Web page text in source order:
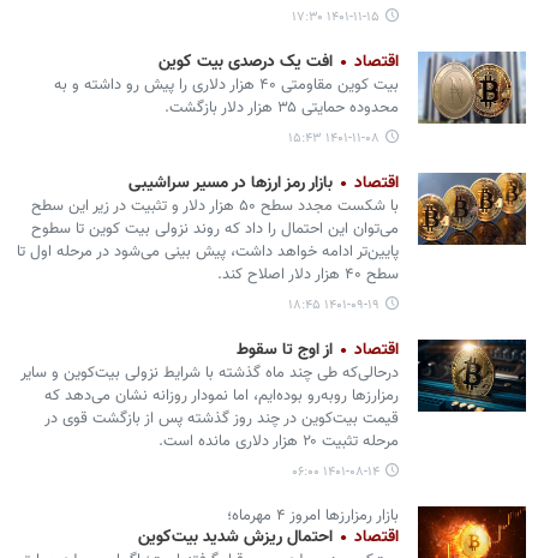
۱۴۰۱-۱۱-۱۵ ۱۷:۳۰
اقتصاد افت یک درصدی بیت کوین
بیت کوین مقاومتی ۴۰ هزار دلاری را پیش رو داشته و به
محدوده حمایتی ۳۵ هزار دلار بازگشت.
۱۴۰۱-۱۱-۰۸ ۱۵:۴۳
اقتصاد بازار رمز ارزها در مسیر سراشیبی
با شکست مجدد سطح ۵۰ هزار دلار و تثبیت در زیر این سطح
می‌توان این احتمال را داد که روند نزولی بیت کوین تا سطوح
پایین‌تر ادامه خواهد داشت، پیش بینی می‌شود در مرحله اول تا
سطح ۴۰ هزار دلار اصلاح کند.
۱۴۰۱-۰۹-۱۹ ۱۸:۴۵
اقتصاد از اوج تا سقوط
درحالی‌که طی چند ماه گذشته با شرایط نزولی بیت‌کوین و سایر
رمزارزها روبه‌رو بوده‌ایم، اما نمودار روزانه نشان می‌دهد که
قیمت بیت‌کوین در چند روز گذشته پس از بازگشت قوی در
مرحله تثبیت ۲۰ هزار دلاری مانده است.
۱۴۰۱-۰۸-۱۴ ۰۶:۰۰
بازار رمزارزها امروز ۴ مهرماه؛
اقتصاد احتمال ریزش شدید بیت‌کوین